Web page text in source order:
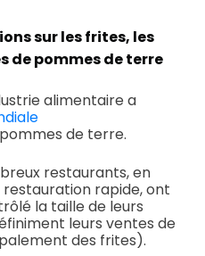
sur les frites, les
de pommes de terre
alimentaire a
de terre.
restaurants, en
rapide, ont
la taille de leurs
leurs ventes de
des frites).